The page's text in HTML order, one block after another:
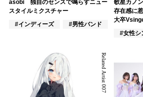
asobi 独自のセンスで鳴らすニュー
スタイルミクスチャー
#インディーズ
#男性バンド #ポップ
歌星カノ
存在感に
大卒
#女性シ
Related Artist 007